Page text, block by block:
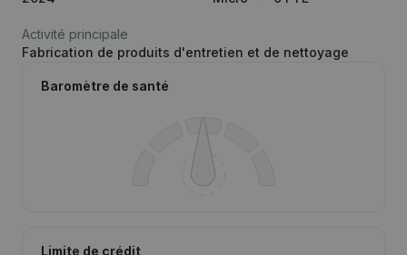
Activité principale
Fabrication de produits d'entretien et de nettoyage
Baromètre de santé
Limite de crédit